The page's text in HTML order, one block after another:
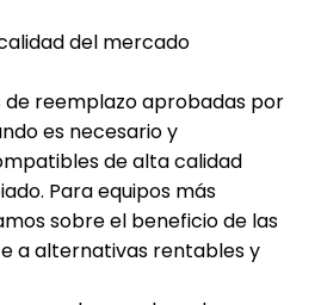
del mercado
de reemplazo aprobadas por
es necesario y
de alta calidad
Para equipos más
sobre el beneficio de las
a alternativas rentables y